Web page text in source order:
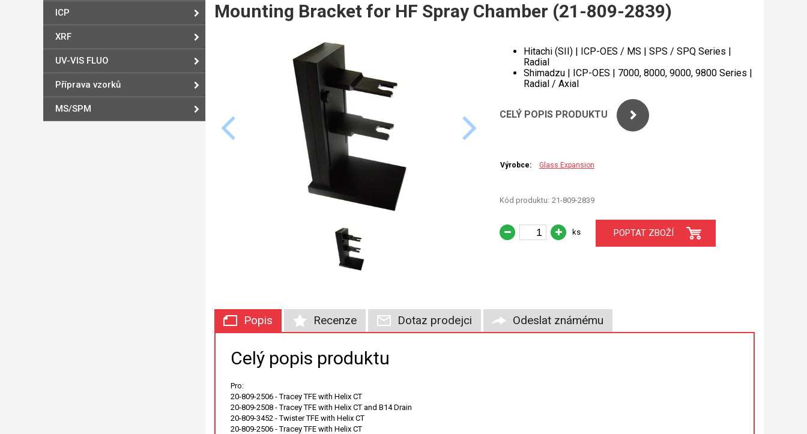
ICP
XRF
UV-VIS FLUO
Příprava vzorků
MS/SPM
Mounting Bracket for HF Spray Chamber (21-809-2839)
Hitachi (SII) | ICP-OES / MS | SPS / SPQ Series |
Radial
Shimadzu | ICP-OES | 7000, 8000, 9000, 9800 Series |
Radial / Axial
CELÝ POPIS PRODUKTU
Výrobce: Glass Expansion
Kód produktu: 21-809-2839
ks POPTAT ZBOŽÍ
Popis Recenze Dotaz prodejci Odeslat známému
Celý popis produktu
Pro:
20-809-2506 - Tracey TFE with Helix CT
20-809-2508 - Tracey TFE with Helix CT and B14 Drain
20-809-3452 - Twister TFE with Helix CT
20-809-2506 - Tracey TFE with Helix CT